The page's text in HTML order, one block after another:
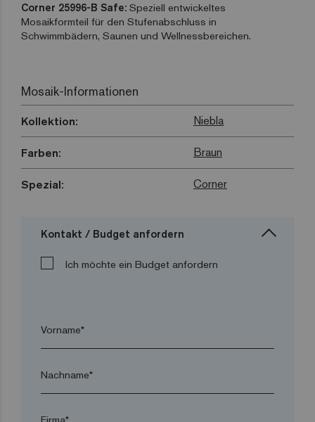
Corner 25996-B Safe: Speziell entwickeltes
Mosaikformteil für den Stufenabschluss in
Schwimmbädern, Saunen und Wellnessbereichen.
Mosaik-Informationen
Kollektion: Niebla
Farben: Braun
Spezial: Corner
Kontakt / Budget anfordern
Ich möchte ein Budget anfordern
Vorname*
Nachname*